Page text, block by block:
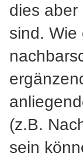
dies aber
sind. Wie
(z.B.
sein